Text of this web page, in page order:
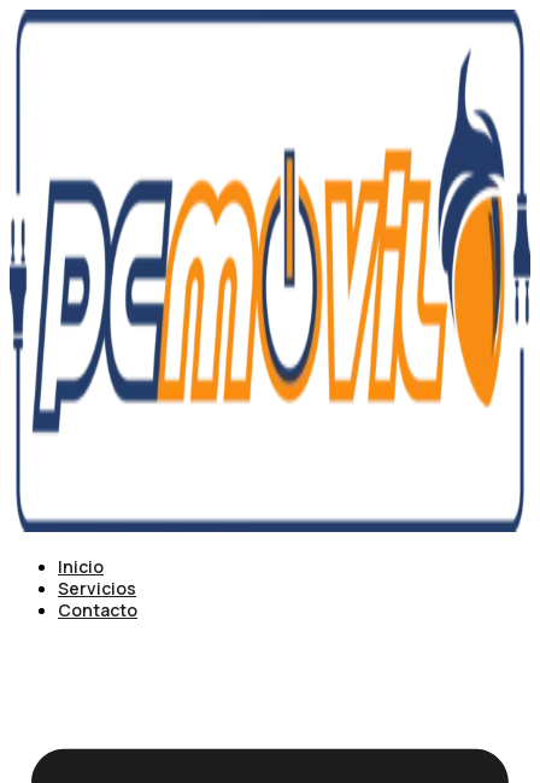
Ir
al
Inicio
Servicios
Contacto